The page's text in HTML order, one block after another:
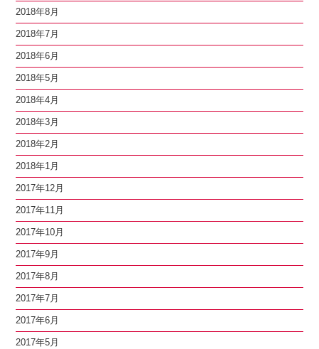
2018年8月
2018年7月
2018年6月
2018年5月
2018年4月
2018年3月
2018年2月
2018年1月
2017年12月
2017年11月
2017年10月
2017年9月
2017年8月
2017年7月
2017年6月
2017年5月